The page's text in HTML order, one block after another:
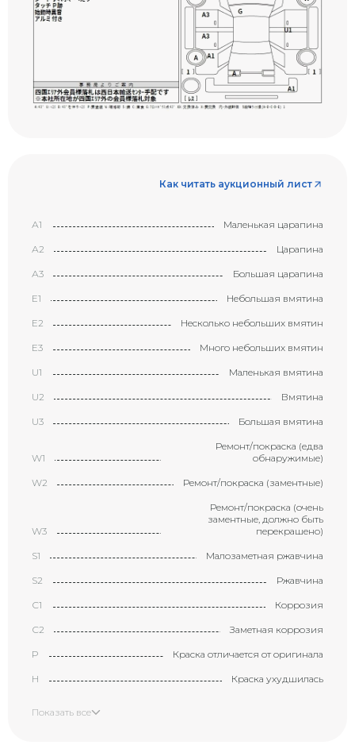
Как читать аукционный лист
А1 Маленькая царапина
А2 Царапина
А3 Большая царапина
Е1 Небольшая вмятина
Е2 Несколько небольших вмятин
Е3 Много небольших вмятин
U1 Маленькая вмятина
U2 Вмятина
U3 Большая вмятина
W1
Ремонт/покраска (едва
обнаружимые)
W2 Ремонт/покраска (заментные)
W3
Ремонт/покраска (очень
заментные, должно быть
перекрашено)
S1 Малозаметная ржавчина
S2 Ржавчина
С1 Коррозия
С2 Заметная коррозия
P Краска отличается от оригинала
H Краска ухудшилась
Показать все